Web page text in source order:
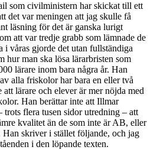
som civilministern har skickat till ett
det var meningen att jag skulle få
läsning för det är ganska lurigt
att var tredje grabb som lämnade de
i våras gjorde det utan fullständiga
hur man ska lösa lärarbristen som
lärare inom bara några år. Han
alla friskolor har bara en eller två
lärare och elever är mer nöjda med
Han berättar inte att Illmar
trots flera tusen sidor utredning – att
kvalitet än de som inte är AB, eller
skriver i stället följande, och jag
i den löpande texten.